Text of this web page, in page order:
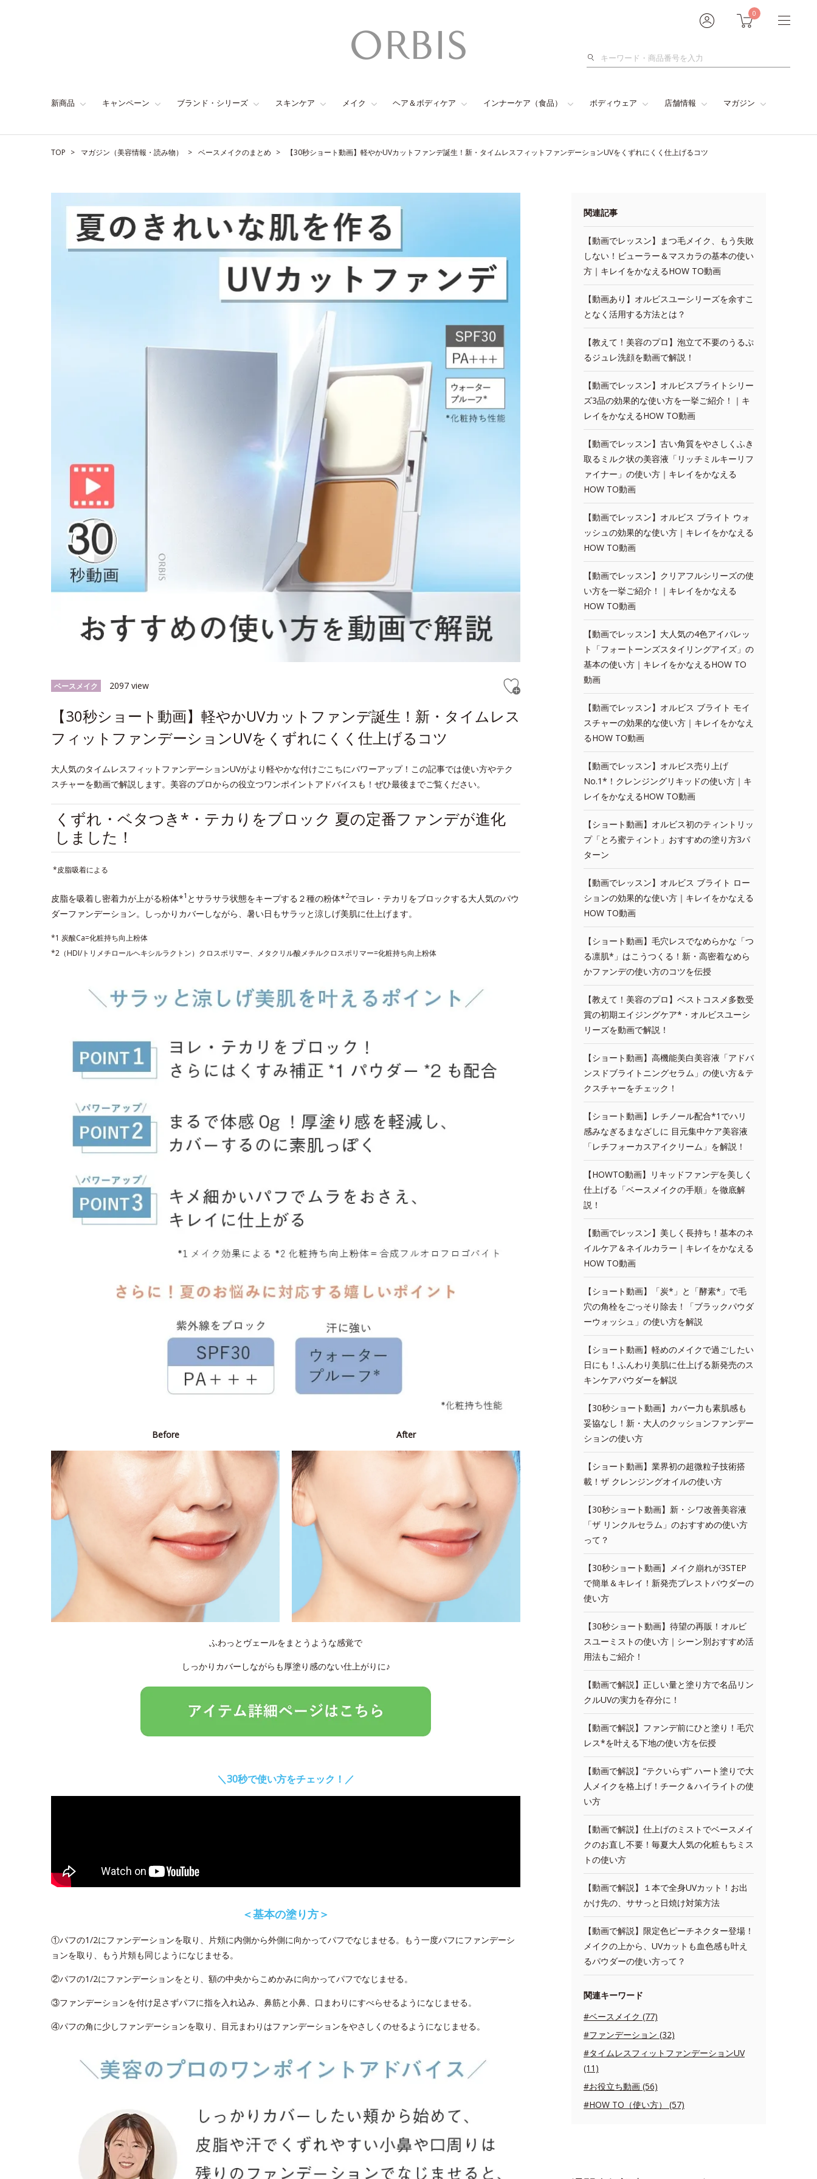
0
検
新商品 キャンペーン ブランド・シリーズ スキンケア メイク ヘア＆ボディケア インナーケア（食品） ボディウェア 店舗情報 マガジン
TOP マガジン（美容情報・読み物） ベースメイクのまとめ 【30秒ショート動画】軽やかUVカットファンデ誕生！新・タイムレスフィットファンデーションUVをくずれにくく仕上げるコツ
ベースメイク 2097 view
【30秒ショート動画】軽やかUVカットファンデ誕生！新・タイムレス
フィットファンデーションUVをくずれにくく仕上げるコツ
大人気のタイムレスフィットファンデーションUVがより軽やかな付けごこちにパワーアップ！この記事では使い方やテク
スチャーを動画で解説します。美容のプロからの役立つワンポイントアドバイスも！ぜひ最後までご覧ください。
くずれ・ベタつき*・テカりをブロック 夏の定番ファンデが進化
しました！
*皮脂吸着による
皮脂を吸着し密着力が上がる粉体*1 とサラサラ状態をキープする２種の粉体*2でヨレ・テカリをブロックする大人気のパウ
ダーファンデーション。しっかりカバーしながら、暑い日もサラッと涼しげ美肌に仕上げます。
*1 炭酸Ca=化粧持ち向上粉体
*2（HDI/トリメチロールヘキシルラクトン）クロスポリマー、メタクリル酸メチルクロスポリマー=化粧持ち向上粉体
Before After
ふわっとヴェールをまとうような感覚で
しっかりカバーしながらも厚塗り感のない仕上がりに♪
＼30秒で使い方をチェック！／
＜基本の塗り方＞
①パフの1/2にファンデーションを取り、片頬に内側から外側に向かってパフでなじませる。もう一度パフにファンデーシ
ョンを取り、もう片頬も同じようになじませる。
②パフの1/2にファンデーションをとり、額の中央からこめかみに向かってパフでなじませる。
③ファンデーションを付け足さずパフに指を入れ込み、鼻筋と小鼻、口まわりにすべらせるようになじませる。
④パフの角に少しファンデーションを取り、目元まわりはファンデーションをやさしくのせるようになじませる。
関連記事
【動画でレッスン】まつ毛メイク、もう失敗
しない！ビューラー＆マスカラの基本の使い
方｜キレイをかなえるHOW TO動画
【動画あり】オルビスユーシリーズを余すこ
となく活用する方法とは？
【教えて！美容のプロ】泡立て不要のうるぷ
るジュレ洗顔を動画で解説！
【動画でレッスン】オルビスブライトシリー
ズ3品の効果的な使い方を一挙ご紹介！｜キ
レイをかなえるHOW TO動画
【動画でレッスン】古い角質をやさしくふき
取るミルク状の美容液「リッチミルキーリフ
ァイナー」の使い方｜キレイをかなえる
HOW TO動画
【動画でレッスン】オルビス ブライト ウォ
ッシュの効果的な使い方｜キレイをかなえる
HOW TO動画
【動画でレッスン】クリアフルシリーズの使
い方を一挙ご紹介！｜キレイをかなえる
HOW TO動画
【動画でレッスン】大人気の4色アイパレッ
ト「フォートーンズスタイリングアイズ」の
基本の使い方｜キレイをかなえるHOW TO
動画
【動画でレッスン】オルビス ブライト モイ
スチャーの効果的な使い方｜キレイをかなえ
るHOW TO動画
【動画でレッスン】オルビス売り上げ
No.1*！クレンジングリキッドの使い方｜キ
レイをかなえるHOW TO動画
【ショート動画】オルビス初のティントリッ
プ「とろ蜜ティント」おすすめの塗り方3パ
ターン
【動画でレッスン】オルビス ブライト ロー
ションの効果的な使い方｜キレイをかなえる
HOW TO動画
【ショート動画】毛穴レスでなめらかな「つ
る凛肌*」はこうつくる！新・高密着なめら
かファンデの使い方のコツを伝授
【教えて！美容のプロ】ベストコスメ多数受
賞の初期エイジングケア*・オルビスユーシ
リーズを動画で解説！
【ショート動画】高機能美白美容液「アドバ
ンスドブライトニングセラム」の使い方＆テ
クスチャーをチェック！
【ショート動画】レチノール配合*1でハリ
感みなぎるまなざしに 目元集中ケア美容液
「レチフォーカスアイクリーム」を解説！
【HOWTO動画】リキッドファンデを美しく
仕上げる「ベースメイクの手順」を徹底解
説！
【動画でレッスン】美しく長持ち！基本のネ
イルケア＆ネイルカラー｜キレイをかなえる
HOW TO動画
【ショート動画】「炭*」と「酵素*」で毛
穴の角栓をごっそり除去！「ブラックパウダ
ーウォッシュ」の使い方を解説
【ショート動画】軽めのメイクで過ごしたい
日にも！ふんわり美肌に仕上げる新発売のス
キンケアパウダーを解説
【30秒ショート動画】カバー力も素肌感も
妥協なし！新・大人のクッションファンデー
ションの使い方
【ショート動画】業界初の超微粒子技術搭
載！ザ クレンジングオイルの使い方
【30秒ショート動画】新・シワ改善美容液
「ザ リンクルセラム」のおすすめの使い方
って？
【30秒ショート動画】メイク崩れが3STEP
で簡単＆キレイ！新発売プレストパウダーの
使い方
【30秒ショート動画】待望の再販！オルビ
スユーミストの使い方｜シーン別おすすめ活
用法もご紹介！
【動画で解説】正しい量と塗り方で名品リン
クルUVの実力を存分に！
【動画で解説】ファンデ前にひと塗り！毛穴
レス*を叶える下地の使い方を伝授
【動画で解説】“テクいらず” ハート塗りで大
人メイクを格上げ！チーク＆ハイライトの使
い方
【動画で解説】仕上げのミストでベースメイ
クのお直し不要！毎夏大人気の化粧もちミス
トの使い方
【動画で解説】１本で全身UVカット！お出
かけ先の、ササっと日焼け対策方法
【動画で解説】限定色ピーチネクター登場！
メイクの上から、UVカットも血色感も叶え
るパウダーの使い方って？
関連キーワード
#ベースメイク (77)
#ファンデーション (32)
#タイムレスフィットファンデーションUV
(11)
#お役立ち動画 (56)
#HOW TO（使い方） (57)